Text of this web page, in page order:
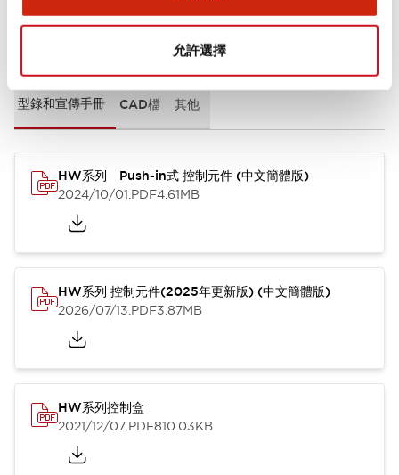
允許選擇
型錄和宣傳手冊 CAD檔 其他
HW系列 Push-in式 控制元件 (中文簡體版)
2024/10/01.PDF4.61MB
HW系列 控制元件(2025年更新版) (中文簡體版)
2026/07/13.PDF3.87MB
HW系列控制盒
2021/12/07.PDF810.03KB